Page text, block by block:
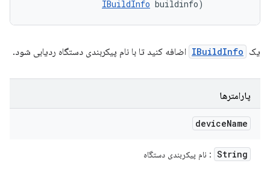
IBuildInfo buildinfo)
یک IBuildInfo اضافه کنید تا با نام پیکربندی دستگاه ردیابی شود.
پارامترها
deviceName
String : نام پیکربندی دستگاه